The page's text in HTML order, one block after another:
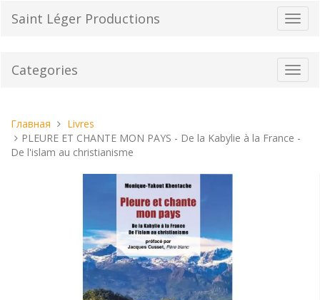
Saint Léger Productions
Categories
Вы
находитесь
здесь:
Главная
Livres
PLEURE ET CHANTE MON PAYS - De la Kabylie à la France -
De l'islam au christianisme